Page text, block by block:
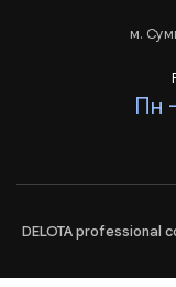
м.
Пн
DELOTA professional